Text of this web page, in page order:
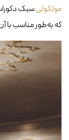
مولکولیسبک
که به‌طور مناسب با